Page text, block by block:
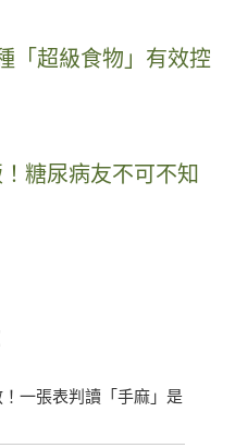
「超級食物」有效控
糖尿病友不可不知
一張表判讀「手麻」是